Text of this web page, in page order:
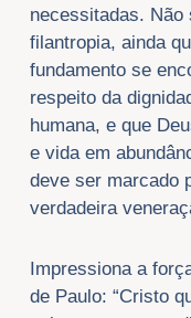
necessitadas.
filantropia, ainda
fundamento se
respeito da
humana, e que
e vida em
deve ser marcado
verdadeira
Impressiona a
de Paulo: “Cristo